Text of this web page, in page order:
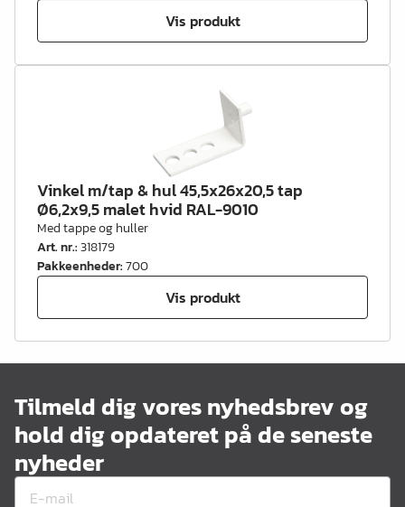
Vis produkt
Vinkel m/tap & hul 45,5x26x20,5 tap
Ø6,2x9,5 malet hvid RAL-9010
Med tappe og huller
Art. nr.:318179
Pakkeenheder:700
Vis produkt
Tilmeld dig vores nyhedsbrev og
hold dig opdateret på de seneste
nyheder